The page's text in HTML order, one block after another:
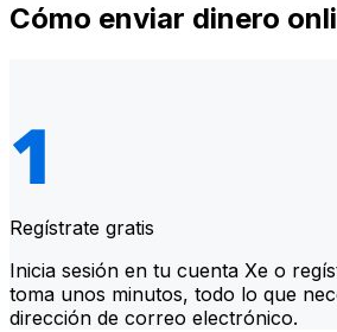
Cómo enviar dinero
Regístrate gratis
Inicia sesión en tu cuenta Xe o
toma unos minutos, todo lo que
dirección de correo electrónico.